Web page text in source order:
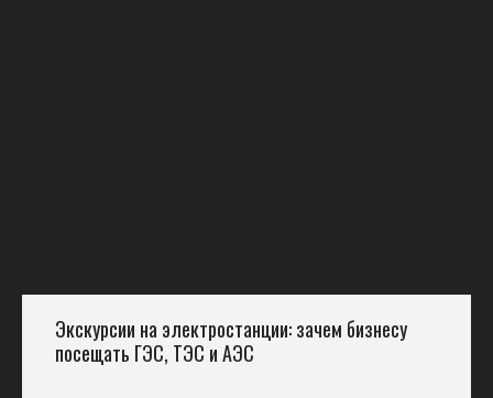
Экскурсии на электростанции: зачем бизнесу
посещать ГЭС, ТЭС и АЭС